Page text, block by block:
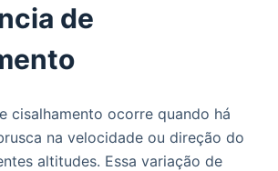
de
cisalhamento ocorre quando há
na velocidade ou direção do
altitudes. Essa variação de